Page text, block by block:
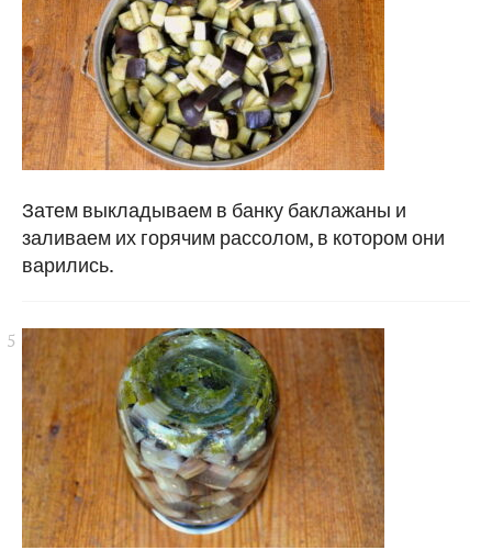
Затем выкладываем в банку баклажаны и
заливаем их горячим рассолом, в котором они
варились.